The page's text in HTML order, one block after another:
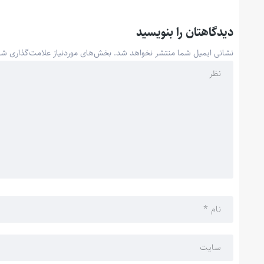
دیدگاهتان را بنویسید
نشانی ایمیل شما منتشر نخواهد شد. بخش‌های موردنیاز علامت‌گذاری